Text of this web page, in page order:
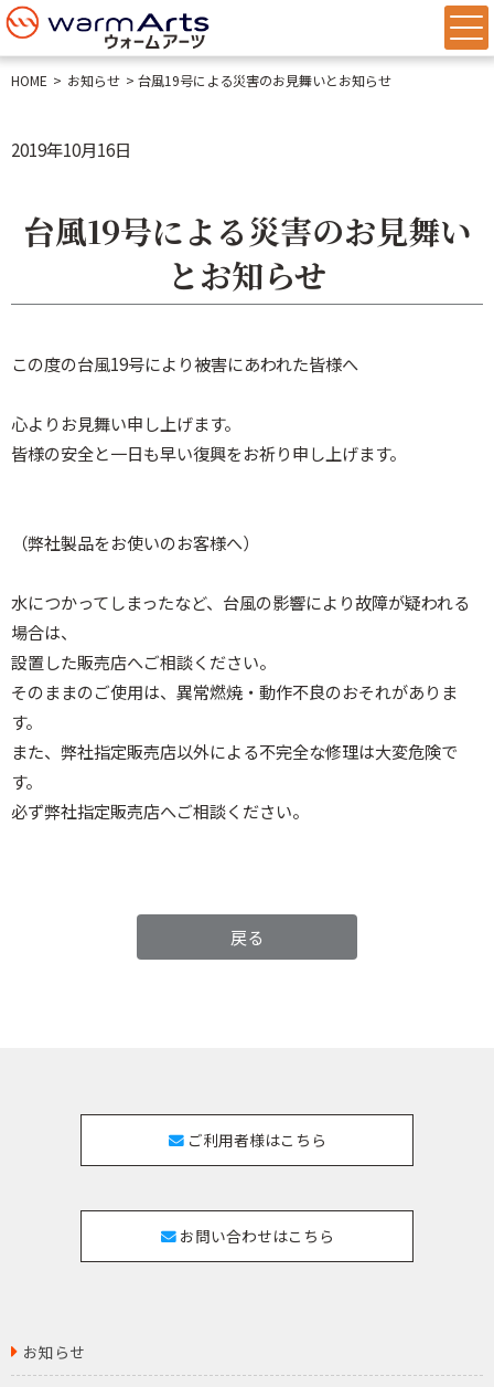
HOME お知らせ 台風19号による災害のお見舞いとお知らせ
2019年10月16日
台風19号による災害のお見舞い
とお知らせ
この度の台風19号により被害にあわれた皆様へ
心よりお見舞い申し上げます。
皆様の安全と一日も早い復興をお祈り申し上げます。
（弊社製品をお使いのお客様へ）
水につかってしまったなど、台風の影響により故障が疑われる
場合は、
設置した販売店へご相談ください。
そのままのご使用は、異常燃焼・動作不良のおそれがありま
す。
また、弊社指定販売店以外による不完全な修理は大変危険で
す。
必ず弊社指定販売店へご相談ください。
戻る
ご利用者様はこちら
お問い合わせはこちら
お知らせ